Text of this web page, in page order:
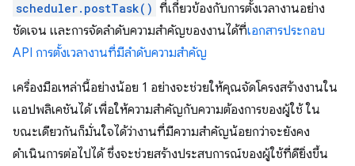
scheduler.postTask() ที่เกี่ยวข้องกับการตั้งเวลางานอย่าง
ชัดเจน และการจัดลําดับความสําคัญของงานได้ที่เอกสารประกอบ
API การตั้งเวลางานที่มีลําดับความสําคัญ
เครื่องมือเหล่านี้อย่างน้อย 1 อย่างจะช่วยให้คุณจัดโครงสร้างงานใน
แอปพลิเคชันได้ เพื่อให้ความสำคัญกับความต้องการของผู้ใช้ ใน
ขณะเดียวกันก็มั่นใจได้ว่างานที่มีความสำคัญน้อยกว่าจะยังคง
ดำเนินการต่อไปได้ ซึ่งจะช่วยสร้างประสบการณ์ของผู้ใช้ที่ดียิ่งขึ้น